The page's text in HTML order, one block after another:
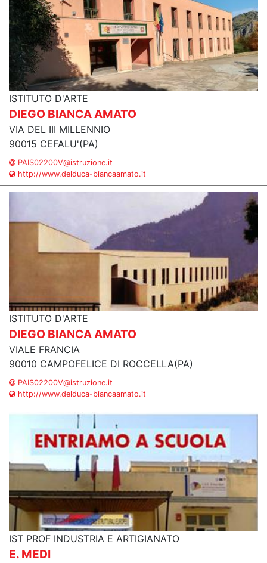
ISTITUTO D'ARTE
DIEGO BIANCA AMATO
VIA DEL III MILLENNIO
90015 CEFALU'(PA)
PAIS02200V@istruzione.it
http://www.delduca-biancaamato.it
ISTITUTO D'ARTE
DIEGO BIANCA AMATO
VIALE FRANCIA
90010 CAMPOFELICE DI ROCCELLA(PA)
PAIS02200V@istruzione.it
http://www.delduca-biancaamato.it
IST PROF INDUSTRIA E ARTIGIANATO
E. MEDI